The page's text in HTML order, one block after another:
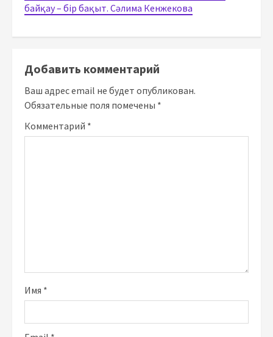
байқау – бір бақыт. Сәлима Кенжекова
Добавить комментарий
Ваш адрес email не будет опубликован.
Обязательные поля помечены *
Комментарий *
Имя *